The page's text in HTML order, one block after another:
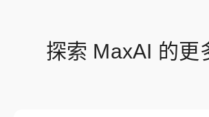
探索 MaxAI 的更